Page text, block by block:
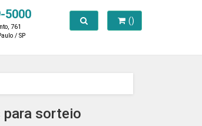
5000
761
/ SP
()
Toggle search
para sorteio